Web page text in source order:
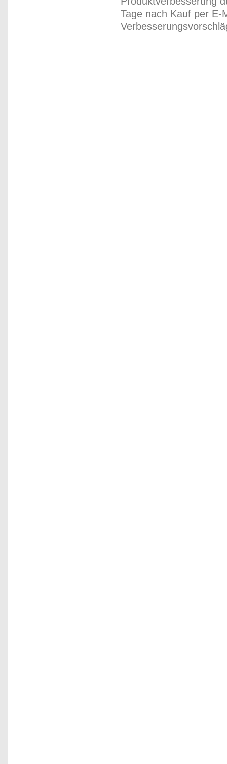
Tage nach Kauf per E-